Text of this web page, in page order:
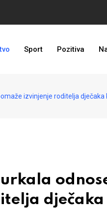
Sport Pozitiva
izvinjenje roditelja
dječaka